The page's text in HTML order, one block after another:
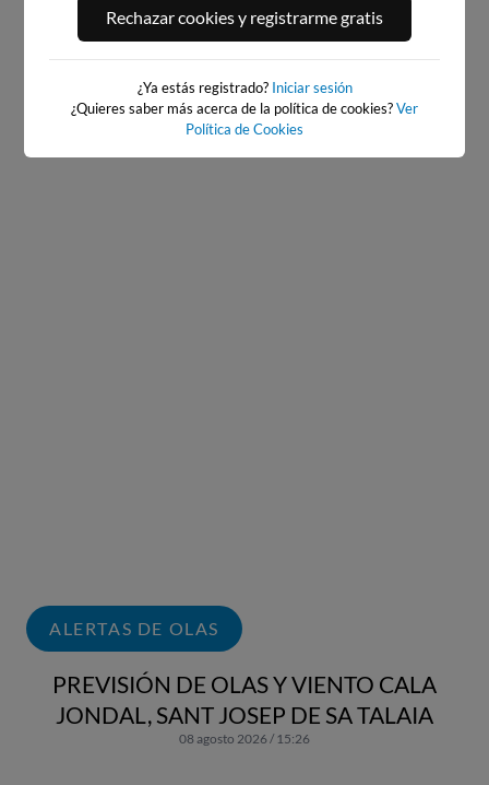
PLAYA DE LA GRAVA
99km · Xàbia-Jávea
0.1 m CHOPI
PORT ANDRATX
ALERTAS DE OLAS
PREVISIÓN DE OLAS Y VIENTO CALA
JONDAL, SANT JOSEP DE SA TALAIA
08 agosto 2026 / 15:26
Rechazar cookies y registrarme gratis
¿Ya estás registrado? Iniciar sesión
¿Quieres saber más acerca de la política de cookies?Ver
Política de Cookies